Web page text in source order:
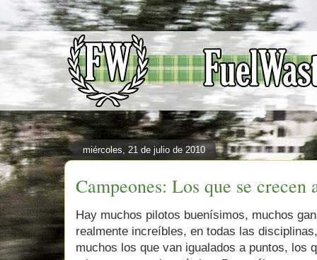
miércoles, 21 de julio de 2010
Campeones: Los que se crecen
Hay muchos pilotos buenísimos, muchos
realmente increíbles, en todas las
muchos los que van igualados a puntos, los